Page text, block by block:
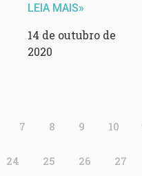
LEIA MAIS»
14 de outubro de
2020
7 8 9 10
24 25 26 27